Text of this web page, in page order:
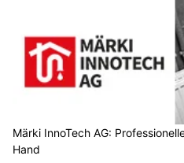
Märki InnoTech AG:
Hand